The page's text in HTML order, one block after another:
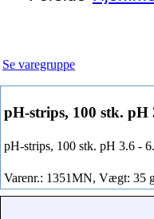
Se varegruppe
pH-strips, 100 stk. pH
pH-strips, 100 stk. pH 3.6 -
Varenr.: 1351MN, Vægt: 35